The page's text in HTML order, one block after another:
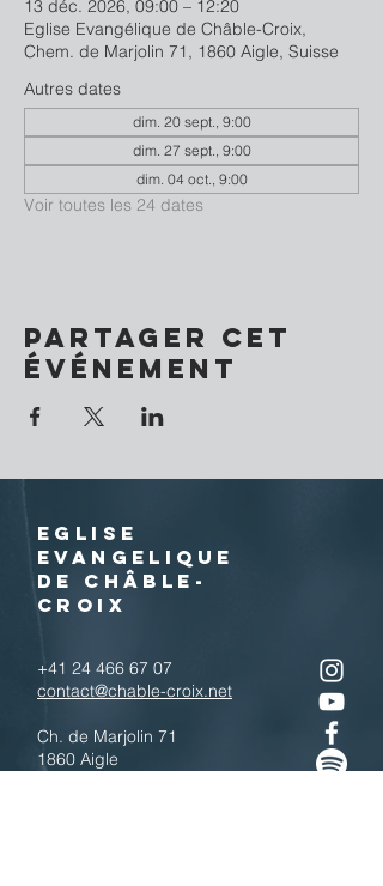
13 déc. 2026, 09:00 – 12:20
Eglise Evangélique de Châble-Croix,
Chem. de Marjolin 71, 1860 Aigle, Suisse
Autres dates
dim. 20 sept., 9:00
dim. 27 sept., 9:00
dim. 04 oct., 9:00
Voir toutes les 24 dates
Partager cet
événement
EGLISE
EVANGELIQUE
DE CHÂBLE-
CROIX
+41 24 466 67 07
contact@chable-croix.net
Ch. de Marjolin 71
1860 Aigle